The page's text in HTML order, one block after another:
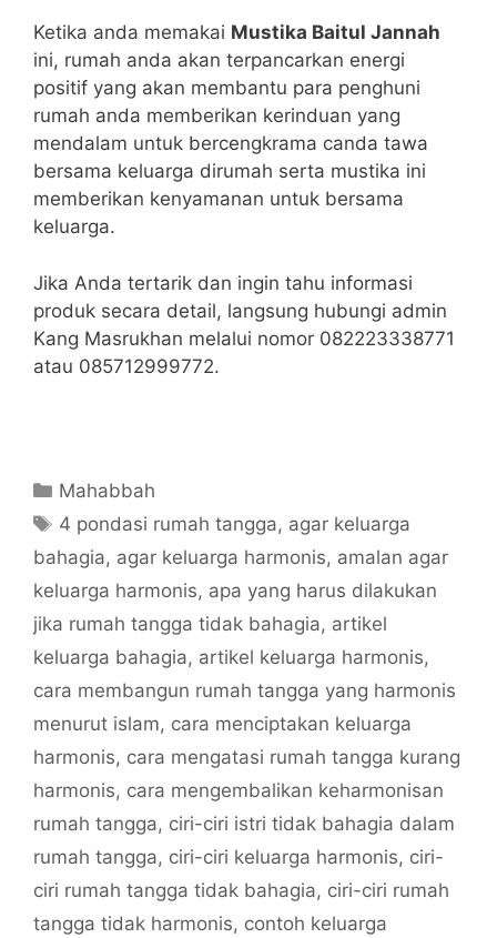
Ketika anda memakai Mustika Baitul Jannah
ini, rumah anda akan terpancarkan energi
positif yang akan membantu para penghuni
rumah anda memberikan kerinduan yang
mendalam untuk bercengkrama canda tawa
bersama keluarga dirumah serta mustika ini
memberikan kenyamanan untuk bersama
keluarga.
Jika Anda tertarik dan ingin tahu informasi
produk secara detail, langsung hubungi admin
Kang Masrukhan melalui nomor 082223338771
atau 085712999772.
Categories
Mahabbah
Tags
4 pondasi rumah tangga, agar keluarga
bahagia, agar keluarga harmonis, amalan agar
keluarga harmonis, apa yang harus dilakukan
jika rumah tangga tidak bahagia, artikel
keluarga bahagia, artikel keluarga harmonis,
cara membangun rumah tangga yang harmonis
menurut islam, cara menciptakan keluarga
harmonis, cara mengatasi rumah tangga kurang
harmonis, cara mengembalikan keharmonisan
rumah tangga, ciri-ciri istri tidak bahagia dalam
rumah tangga, ciri-ciri keluarga harmonis, ciri-
ciri rumah tangga tidak bahagia, ciri-ciri rumah
tangga tidak harmonis, contoh keluarga